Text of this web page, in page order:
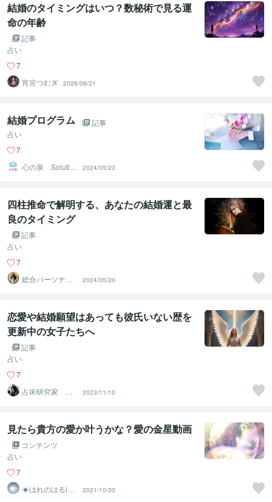
結婚のタイミングはいつ？数秘術で見る運
命の年齢
記事
占い
7
宵宮つむぎ 2026/06/21
結婚プログラム
記事
占い
7
心の泉 Solutio
nHeart
2024/05/23
四柱推命で解明する、あなたの結婚運と最
良のタイミング
記事
占い
7
総合パーソナル
占い【最新AI鑑
定】
2024/05/20
恋愛や結婚願望はあっても彼氏いない歴を
更新中の女子たちへ
記事
占い
7
占術研究家 望
月 澪
2023/11/10
見たら貴方の愛か叶うかな？愛の金星動画
コンテンツ
占い
7
☀はれのはるiec
∞◉
2021/10/30